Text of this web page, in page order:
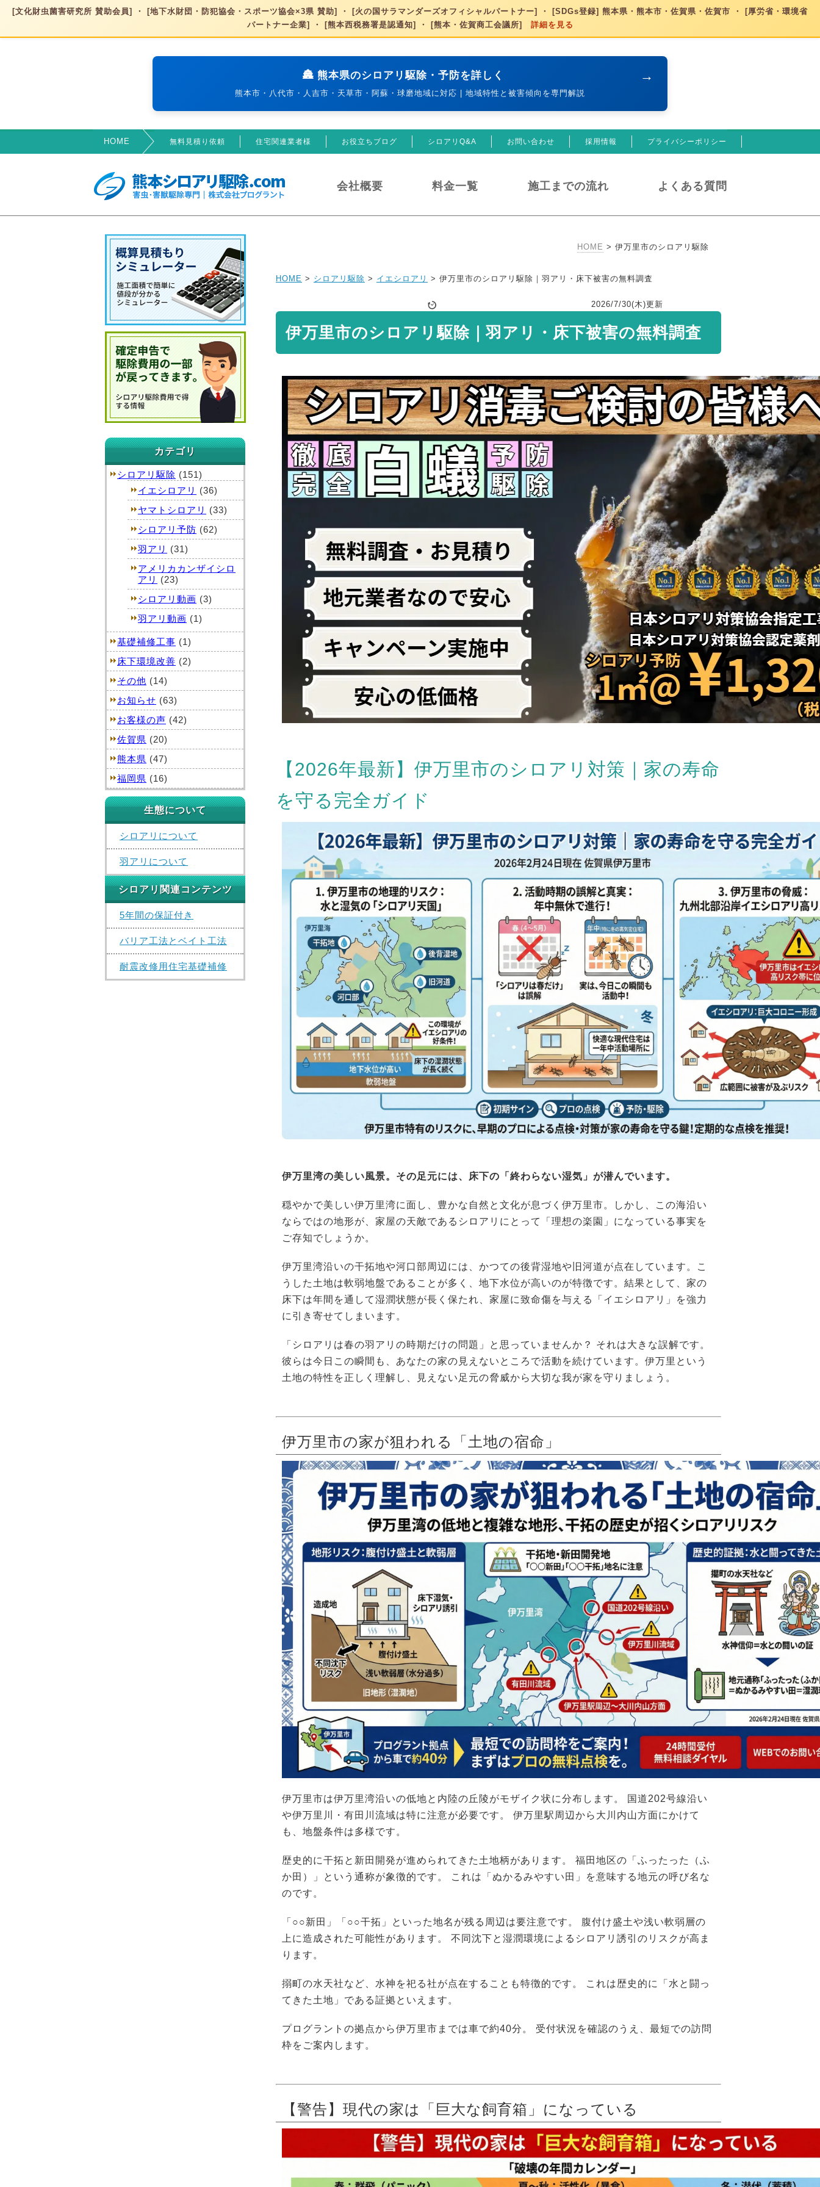
[文化財虫菌害研究所 賛助会員] ・ [地下水財団・防犯協会・スポーツ協会×3県 賛助] ・ [火の国サラマンダーズオフィシャルパートナー] ・ [SDGs登録] 熊本県・熊本市・佐賀県・佐賀市 ・ [厚労省・環境省
パートナー企業] ・ [熊本西税務署是認通知] ・ [熊本・佐賀商工会議所] 詳細を見る
→
🏯 熊本県のシロアリ駆除・予防を詳しく
熊本市・八代市・人吉市・天草市・阿蘇・球磨地域に対応 | 地域特性と被害傾向を専門解説
HOME 無料見積り依頼 住宅関連業者様 お役立ちブログ シロアリQ&A お問い合わせ 採用情報 プライバシーポリシー
会社概要 料金一覧 施工までの流れ よくある質問
HOME > 伊万里市のシロアリ駆除
HOME > シロアリ駆除 > イエシロアリ > 伊万里市のシロアリ駆除｜羽アリ・床下被害の無料調査
2026/7/30(木)更新
伊万里市のシロアリ駆除｜羽アリ・床下被害の無料調査
【2026年最新】伊万里市のシロアリ対策｜家の寿命
を守る完全ガイド
伊万里湾の美しい風景。その足元には、床下の「終わらない湿気」が潜んでいます。
穏やかで美しい伊万里湾に面し、豊かな自然と文化が息づく伊万里市。しかし、この海沿い
ならではの地形が、家屋の天敵であるシロアリにとって「理想の楽園」になっている事実を
ご存知でしょうか。
伊万里湾沿いの干拓地や河口部周辺には、かつての後背湿地や旧河道が点在しています。こ
うした土地は軟弱地盤であることが多く、地下水位が高いのが特徴です。結果として、家の
床下は年間を通して湿潤状態が長く保たれ、家屋に致命傷を与える「イエシロアリ」を強力
に引き寄せてしまいます。
「シロアリは春の羽アリの時期だけの問題」と思っていませんか？ それは大きな誤解です。
彼らは今日この瞬間も、あなたの家の見えないところで活動を続けています。伊万里という
土地の特性を正しく理解し、見えない足元の脅威から大切な我が家を守りましょう。
伊万里市の家が狙われる「土地の宿命」
伊万里市は伊万里湾沿いの低地と内陸の丘陵がモザイク状に分布します。 国道202号線沿い
や伊万里川・有田川流域は特に注意が必要です。 伊万里駅周辺から大川内山方面にかけて
も、地盤条件は多様です。
歴史的に干拓と新田開発が進められてきた土地柄があります。 福田地区の「ふったった（ふ
か田）」という通称が象徴的です。 これは「ぬかるみやすい田」を意味する地元の呼び名な
のです。
「○○新田」「○○干拓」といった地名が残る周辺は要注意です。 腹付け盛土や浅い軟弱層の
上に造成された可能性があります。 不同沈下と湿潤環境によるシロアリ誘引のリスクが高ま
ります。
搦町の水天社など、水神を祀る社が点在することも特徴的です。 これは歴史的に「水と闘っ
てきた土地」である証拠といえます。
プログラントの拠点から伊万里市までは車で約40分。 受付状況を確認のうえ、最短での訪問
枠をご案内します。
【警告】現代の家は「巨大な飼育箱」になっている
カテゴリ
シロアリ駆除 (151)
イエシロアリ
(36)
ヤマトシロアリ
(33)
シロアリ予防 (62)
羽アリ
(31)
アメリカカンザイシロ
アリ
(23)
シロアリ動画 (3)
羽アリ動画 (1)
基礎補修工事 (1)
床下環境改善 (2)
その他 (14)
お知らせ (63)
お客様の声 (42)
佐賀県 (20)
熊本県 (47)
福岡県 (16)
生態について
シロアリについて
羽アリについて
シロアリ関連コンテンツ
5年間の保証付き
バリア工法とベイト工法
耐震改修用住宅基礎補修